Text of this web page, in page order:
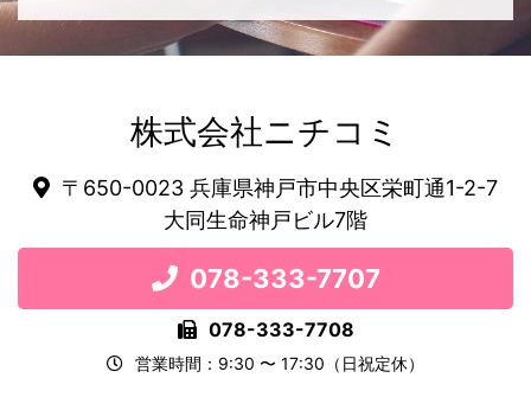
株式会社ニチコミ
〒650-0023 兵庫県神戸市中央区栄町通1-2-7
大同生命神戸ビル7階
078-333-7707
078-333-7708
営業時間：9:30 〜 17:30（日祝定休）